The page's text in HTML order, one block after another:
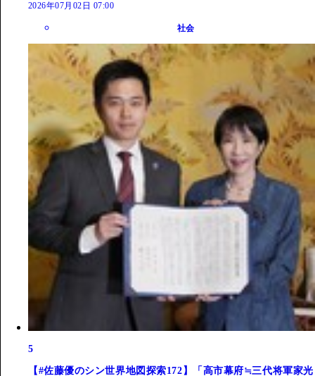
2026年07月02日 07:00
社会
5
【#佐藤優のシン世界地図探索172】「高市幕府≒三代将軍家光